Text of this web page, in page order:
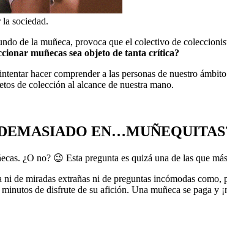
sociedad.
de la muñeca, provoca que el colectivo de
muñecas sea objeto de tanta crítica?
hacer comprender a las personas de nuestro
de colección al alcance de nuestra mano.
¿O no? 😉 Esta pregunta es quizá una de las que
de miradas extrañas ni de preguntas incómodas como,
de disfrute de su afición. Una muñeca se paga y